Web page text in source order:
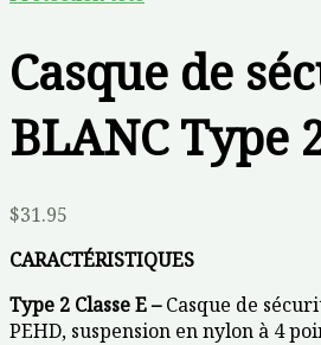
Casque de
BLANC Type
$31.95
CARACTÉRISTIQUES
Type 2 Classe E –Casque de
PEHD, suspension en nylon à 4